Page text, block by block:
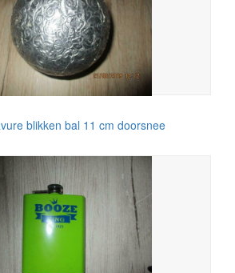
blikken bal 11 cm doorsnee